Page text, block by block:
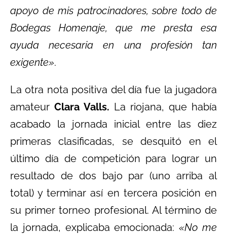
apoyo de mis patrocinadores, sobre todo de
Bodegas Homenaje, que me presta esa
ayuda necesaria en una profesión tan
exigente».
La otra nota positiva del día fue la jugadora
amateur Clara Valls. La riojana, que había
acabado la jornada inicial entre las diez
primeras clasificadas, se desquitó en el
último día de competición para lograr un
resultado de dos bajo par (uno arriba al
total) y terminar así en tercera posición en
su primer torneo profesional. Al término de
la jornada, explicaba emocionada: «No me